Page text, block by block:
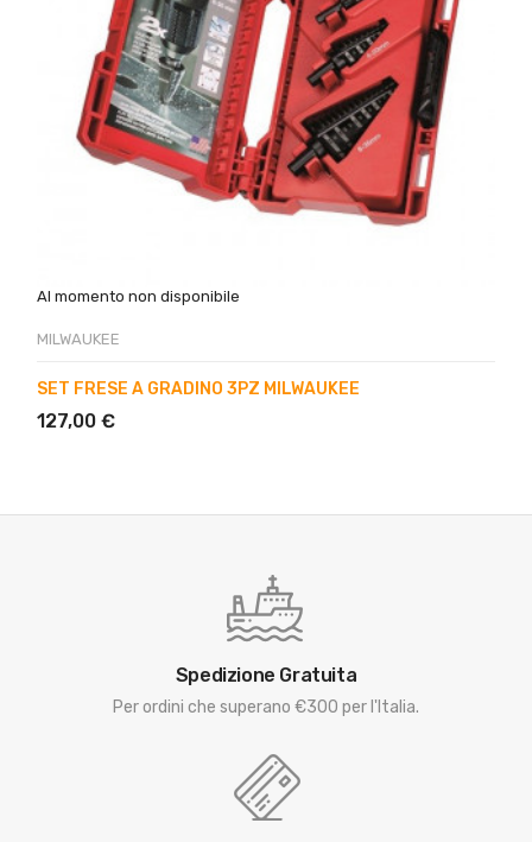
Al momento non disponibile
MILWAUKEE
SET FRESE A GRADINO 3PZ MILWAUKEE
127,00 €
Spedizione Gratuita
Per ordini che superano €300 per l'Italia.